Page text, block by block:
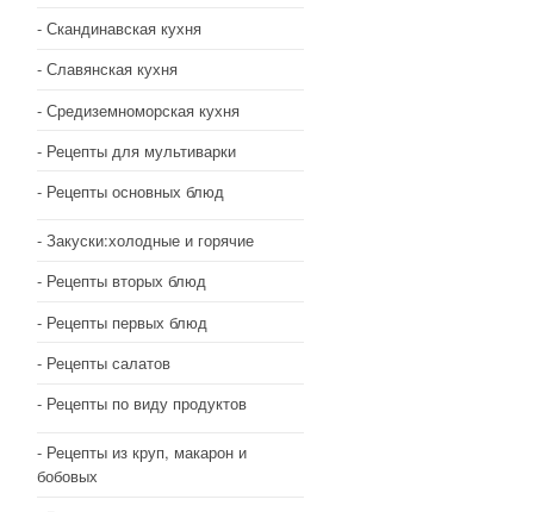
Скандинавская кухня
Славянская кухня
Средиземноморская кухня
Рецепты для мультиварки
Рецепты основных блюд
Закуски:холодные и горячие
Рецепты вторых блюд
Рецепты первых блюд
Рецепты салатов
Рецепты по виду продуктов
Рецепты из круп, макарон и
бобовых